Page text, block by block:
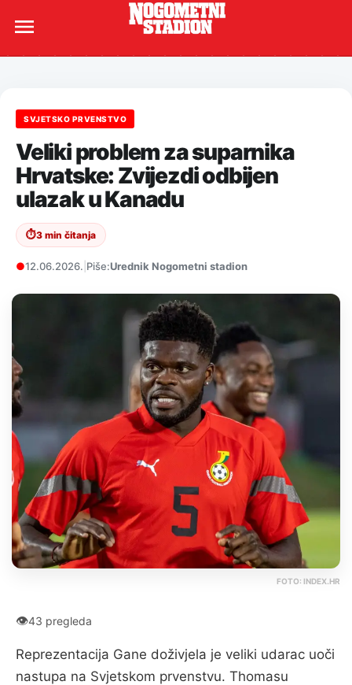
SVJETSKO PRVENSTVO
Veliki problem za suparnika
Hrvatske: Zvijezdi odbijen
ulazak u Kanadu
⏱3 min čitanja
●12.06.2026. Piše:Urednik Nogometni stadion
FOTO: INDEX.HR
👁43 pregleda
Reprezentacija Gane doživjela je veliki udarac uoči
nastupa na Svjetskom prvenstvu. Thomasu